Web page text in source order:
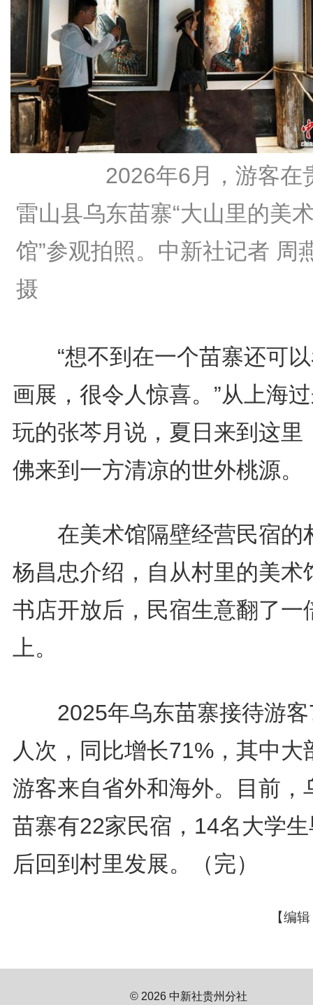
2026年6月，游客在
雷山县乌东苗寨“大山里的美
馆”参观拍照。中新社记者 周
摄
“想不到在一个苗寨还可以
画展，很令人惊喜。”从上海
玩的张芩月说，夏日来到这里
佛来到一方清凉的世外桃源。
在美术馆隔壁经营民宿的
杨昌忠介绍，自从村里的美术
书店开放后，民宿生意翻了一
上。
2025年乌东苗寨接待游客
人次，同比增长71%，其中大
游客来自省外和海外。目前，
苗寨有22家民宿，14名大学
后回到村里发展。（完）
【编
© 2026 中新社贵州分社